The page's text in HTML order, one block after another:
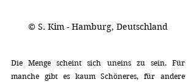
© S. Kim - Hamburg, Deutschland
Die Menge scheint sich uneins zu sein. Für
manche gibt es kaum Schöneres, für andere